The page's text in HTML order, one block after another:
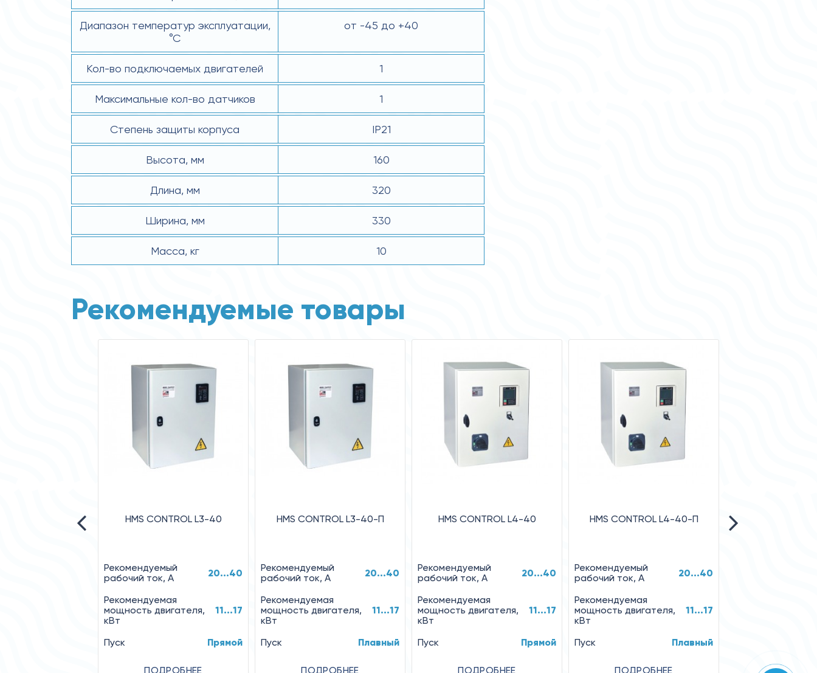
Диапазон температур эксплуатации,
°С
от -45 до +40
Кол-во подключаемых двигателей 1
Максимальные кол-во датчиков 1
Степень защиты корпуса IP21
Высота, мм 160
Длина, мм 320
Ширина, мм 330
Масса, кг 10
Рекомендуемые товары
HMS CONTROL L3-40
Рекомендуемый
рабочий ток, А
20...40
Рекомендуемая
мощность двигателя,
кВт
11...17
Пуск Прямой
ПОДРОБНЕЕ
HMS CONTROL L3-40-П
Рекомендуемый
рабочий ток, А
20...40
Рекомендуемая
мощность двигателя,
кВт
11...17
Пуск Плавный
ПОДРОБНЕЕ
HMS CONTROL L4-40
Рекомендуемый
рабочий ток, А
20...40
Рекомендуемая
мощность двигателя,
кВт
11...17
Пуск Прямой
ПОДРОБНЕЕ
HMS CONTROL L4-40-П
Рекомендуемый
рабочий ток, А
20...40
Рекомендуемая
мощность двигателя,
кВт
11...17
Пуск Плавный
ПОДРОБНЕЕ